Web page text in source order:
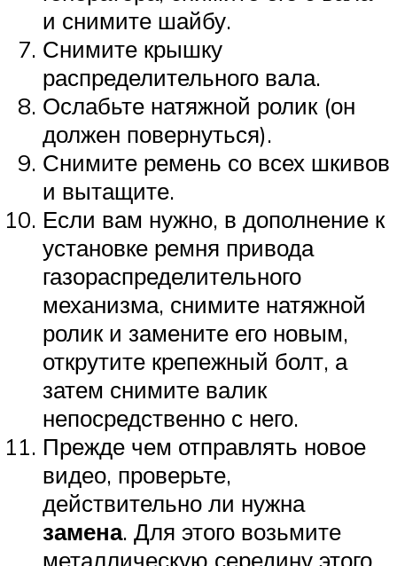
и снимите шайбу.
Снимите крышку
распределительного вала.
Ослабьте натяжной ролик (он
должен повернуться).
Снимите ремень со всех шкивов
и вытащите.
Если вам нужно, в дополнение к
установке ремня привода
газораспределительного
механизма, снимите натяжной
ролик и замените его новым,
открутите крепежный болт, а
затем снимите валик
непосредственно с него.
Прежде чем отправлять новое
видео, проверьте,
действительно ли нужна
замена. Для этого возьмите
металлическую середину этого